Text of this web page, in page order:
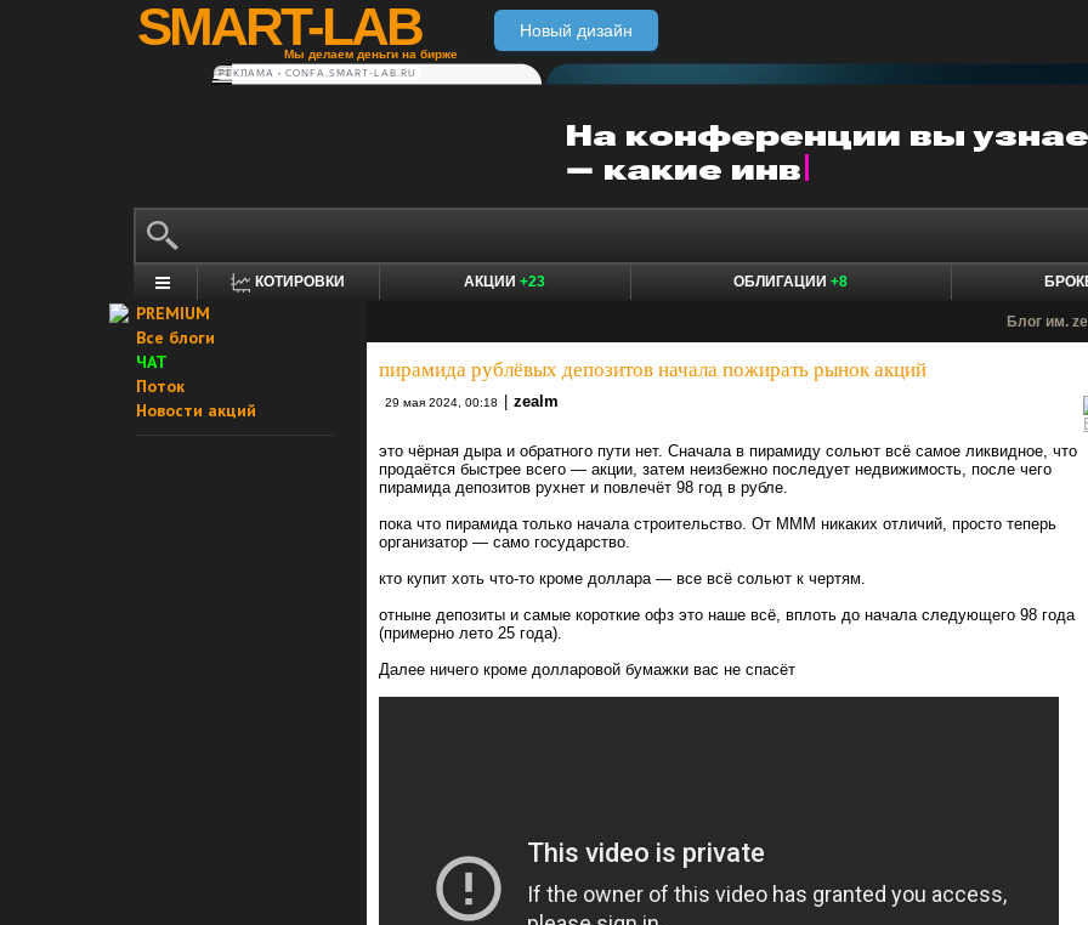
SMART-LAB
Мы делаем деньги на бирже
Новый дизайн
РЕКЛАМА • CONFA.SMART-LAB.RU
КОТИРОВКИ АКЦИИ +23 ОБЛИГАЦИИ +8
PREMIUM
Все блоги
ЧАТ
Поток
Новости акций
Блог им.
пирамида рублёвых депозитов начала пожирать рынок акций
29 мая 2024, 00:18 zealm
это чёрная дыра и обратного пути нет. Сначала в пирамиду сольют всё самое ликвидное, что
продаётся быстрее всего — акции, затем неизбежно последует недвижимость, после чего
пирамида депозитов рухнет и повлечёт 98 год в рубле.
пока что пирамида только начала строительство. От МММ никаких отличий, просто теперь
организатор — само государство.
кто купит хоть что-то кроме доллара — все всё сольют к чертям.
отныне депозиты и самые короткие офз это наше всё, вплоть до начала следующего 98 года
(примерно лето 25 года).
Далее ничего кроме долларовой бумажки вас не спасёт